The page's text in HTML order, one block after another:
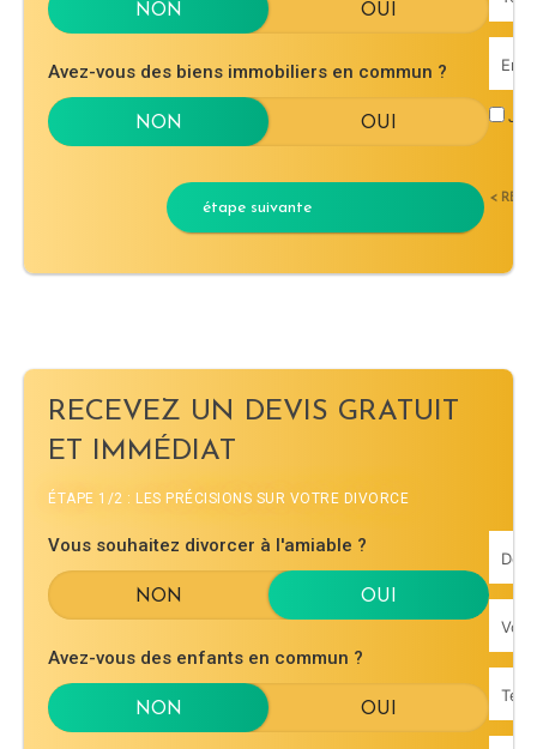
Avez-vous des biens immobiliers en commun ?
étape suivante <
RECEVEZ UN DEVIS GRATUIT
ET IMMÉDIAT
ÉTAPE 1/2 : LES PRÉCISIONS SUR VOTRE DIVORCE
Vous souhaitez divorcer à l'amiable ?
Avez-vous des enfants en commun ?